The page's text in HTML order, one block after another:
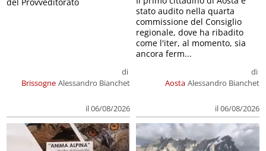
Brissogne
di
Alessandro Bianchet
il 06/08/2026
del Provveditorato
Aosta
di
Alessandro Bianchet
il 06/08/2026
stato audito nella quarta
commissione del Consiglio
regionale, dove ha ribadito
come l'iter, al momento, sia
ancora ferm...